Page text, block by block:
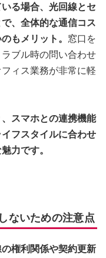
る場合、光回線とセ
、全体的な通信コス
もメリット。 窓口を
ブル時の問い合わせ
ィス業務が非常に軽
スマホとの連携機能
フスタイルに合わせ
力です。
ないための注意点
権利関係や契約更新